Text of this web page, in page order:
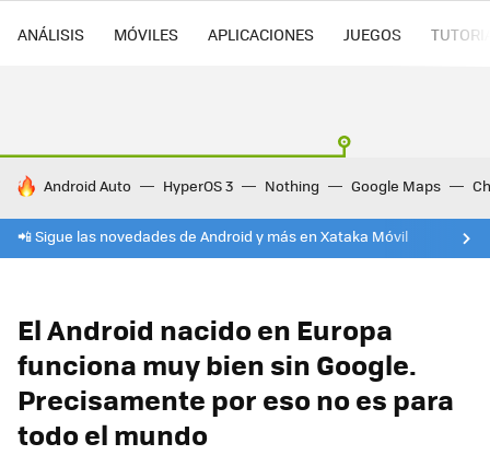
ANÁLISIS MÓVILES APLICACIONES JUEGOS
HOY SE HABLA DE
Android Auto HyperOS 3 Nothing Google Maps
📲 Sigue las novedades de Android y más en Xataka Móvil
El Android nacido en Europa
funciona muy bien sin Google.
Precisamente por eso no es para
todo el mundo